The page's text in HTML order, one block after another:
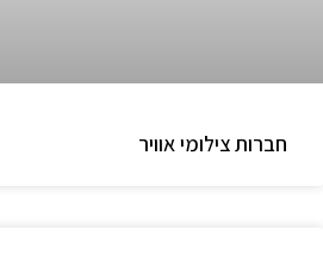
חברות צילומי אוויר